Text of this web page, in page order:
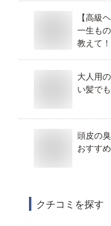
【高級
一生も
教えて！
大人用
い髪で
頭皮の
おすす
クチコミを探す